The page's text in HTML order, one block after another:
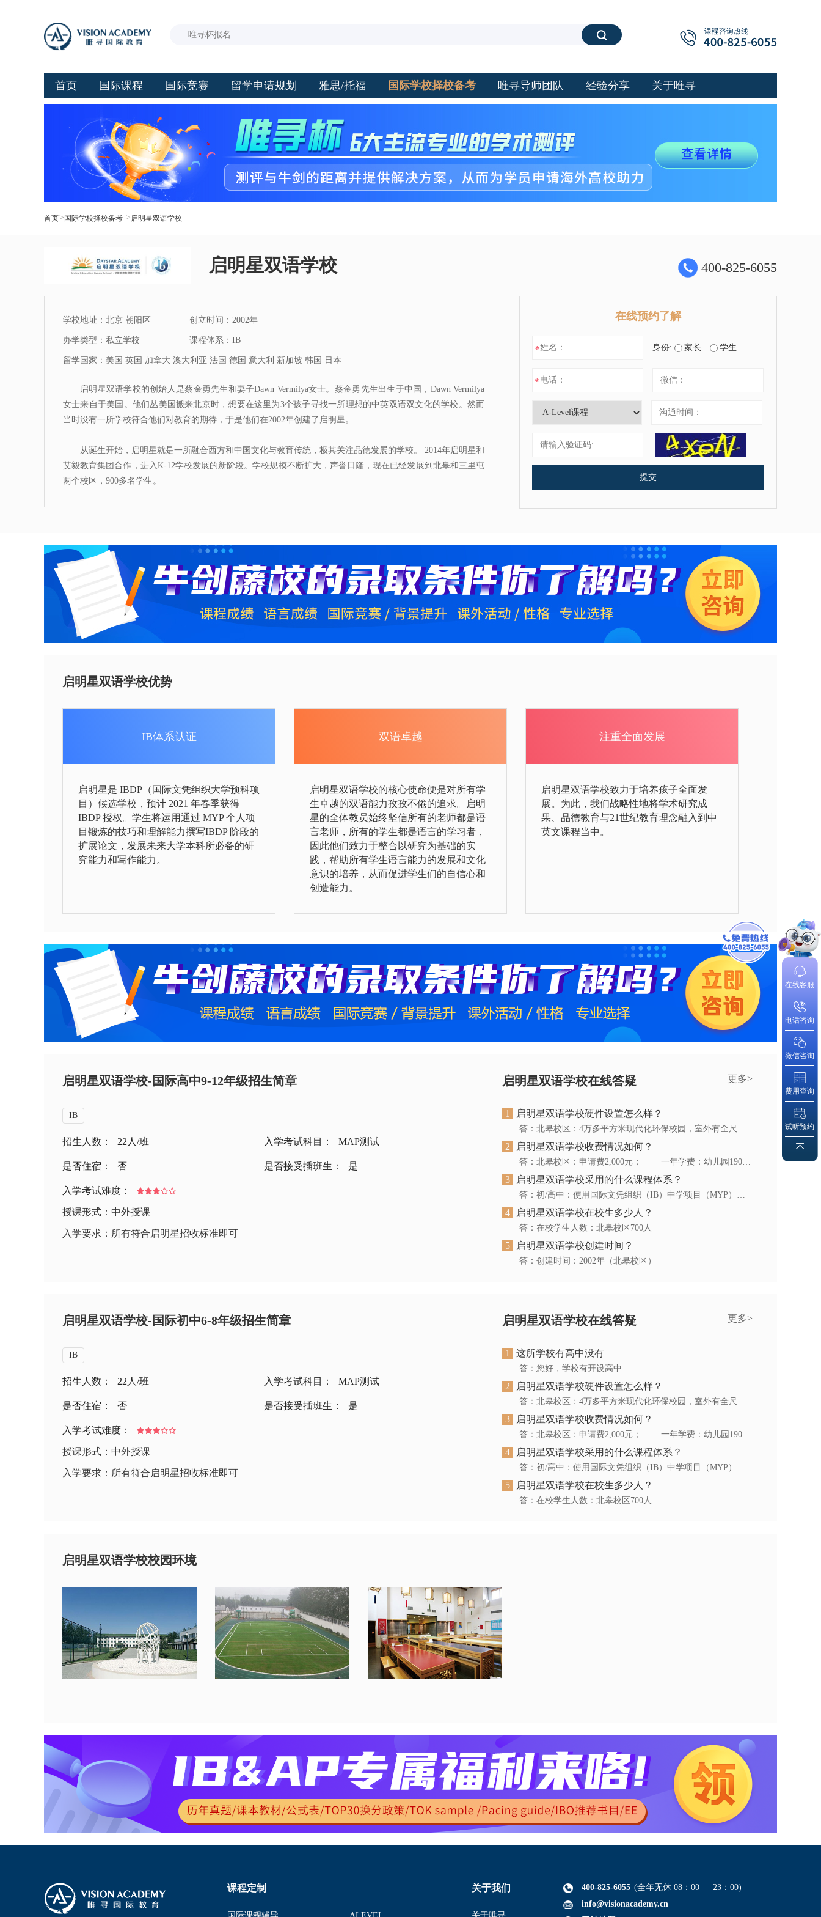
搜索
首页 国际课程 国际竞赛 留学申请规划 雅思/托福 国际学校择校备考 唯寻导师团队 经验分享 关于唯寻
首页> 国际学校择校备考 >启明星双语学校
启明星双语学校 400-825-6055
学校地址：北京 朝阳区 创立时间：2002年
办学类型：私立学校 课程体系：IB
留学国家：美国 英国 加拿大 澳大利亚 法国 德国 意大利 新加坡 韩国 日本
启明星双语学校的创始人是蔡金勇先生和妻子Dawn Vermilya女士。蔡金勇先生出生于中国，Dawn Vermilya
女士来自于美国。他们丛美国搬来北京时，想要在这里为3个孩子寻找一所理想的中英双语双文化的学校。然而
当时没有一所学校符合他们对教育的期待，于是他们在2002年创建了启明星。
从诞生开始，启明星就是一所融合西方和中国文化与教育传统，极其关注品德发展的学校。 2014年启明星和
艾毅教育集团合作，进入K-12学校发展的新阶段。学校规模不断扩大，声誉日隆，现在已经发展到北皋和三里屯
两个校区，900多名学生。
在线预约了解
* 身份: 家长 学生
*
提交
启明星双语学校优势
IB体系认证
启明星是 IBDP（国际文凭组织大学预科项
目）候选学校，预计 2021 年春季获得
IBDP 授权。学生将运用通过 MYP 个人项
目锻炼的技巧和理解能力撰写IBDP 阶段的
扩展论文，发展未来大学本科所必备的研
究能力和写作能力。
双语卓越
启明星双语学校的核心使命便是对所有学
生卓越的双语能力孜孜不倦的追求。启明
星的全体教员始终坚信所有的老师都是语
言老师，所有的学生都是语言的学习者，
因此他们致力于整合以研究为基础的实
践，帮助所有学生语言能力的发展和文化
意识的培养，从而促进学生们的自信心和
创造能力。
注重全面发展
启明星双语学校致力于培养孩子全面发
展。为此，我们战略性地将学术研究成
果、品德教育与21世纪教育理念融入到中
英文课程当中。
启明星双语学校-国际高中9-12年级招生简章
IB
招生人数： 22人/班 入学考试科目： MAP测试
是否住宿： 否 是否接受插班生： 是
入学考试难度：
授课形式：中外授课
入学要求：所有符合启明星招收标准即可
启明星双语学校在线答疑 更多>
1 启明星双语学校硬件设置怎么样？
答：北皋校区：4万多平方米现代化环保校园，室外有全尺寸户外体育场、户外活动设施、击球笼、网球场和篮球场；室内有科学实验室、图书馆、表演剧场、室内体育馆、舞蹈工作室、艺术工作室、音乐工作室、设计技术工作室；全校已安置最先进的新风系统和监控系统。
2 启明星双语学校收费情况如何？
答：北皋校区：申请费2,000元； 一年学费：幼儿园190,000元；小学210,000元；中学220,000元
3 启明星双语学校采用的什么课程体系？
答：初/高中：使用国际文凭组织（IB）中学项目（MYP）课程框架，英文语言学习采用美国国家共同核心标准。中文语言与文学、历史、地理、品德教育按照中国国家课程标准用中文授课
4 启明星双语学校在校生多少人？
答：在校学生人数：北皋校区700人
5 启明星双语学校创建时间？
答：创建时间：2002年（北皋校区）
启明星双语学校-国际初中6-8年级招生简章
IB
招生人数： 22人/班 入学考试科目： MAP测试
是否住宿： 否 是否接受插班生： 是
入学考试难度：
授课形式：中外授课
入学要求：所有符合启明星招收标准即可
启明星双语学校在线答疑 更多>
1 这所学校有高中没有
答：您好，学校有开设高中
2 启明星双语学校硬件设置怎么样？
答：北皋校区：4万多平方米现代化环保校园，室外有全尺寸户外体育场、户外活动设施、击球笼、网球场和篮球场；室内有科学实验室、图书馆、表演剧场、室内体育馆、舞蹈工作室、艺术工作室、音乐工作室、设计技术工作室；全校已安置最先进的新风系统和监控系统。
3 启明星双语学校收费情况如何？
答：北皋校区：申请费2,000元； 一年学费：幼儿园190,000元；小学210,000元；中学220,000元
4 启明星双语学校采用的什么课程体系？
答：初/高中：使用国际文凭组织（IB）中学项目（MYP）课程框架，英文语言学习采用美国国家共同核心标准。中文语言与文学、历史、地理、品德教育按照中国国家课程标准用中文授课
5 启明星双语学校在校生多少人？
答：在校学生人数：北皋校区700人
启明星双语学校校园环境
课程定制 关于我们 400-825-6055 (全年无休 08：00 — 23：00)
info@visionacademy.cn
在线客服
电话咨询
微信咨询
费用查询
试听预约